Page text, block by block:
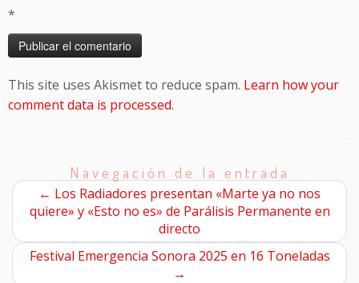
*
This site uses Akismet to reduce spam. Learn how your
comment data is processed.
Navegación de la entrada
← Los Radiadores presentan «Marte ya no nos
quiere» y «Esto no es» de Parálisis Permanente en
directo
Festival Emergencia Sonora 2025 en 16 Toneladas
→